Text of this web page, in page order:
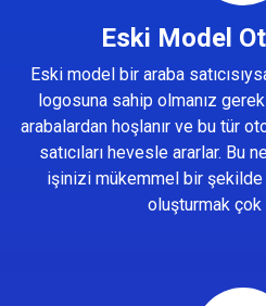
Eski Model
Eski model bir araba
logosuna sahip olmanız
arabalardan hoşlanır ve bu tür
satıcıları hevesle ararlar. Bu
işinizi mükemmel bir
oluşturmak çok